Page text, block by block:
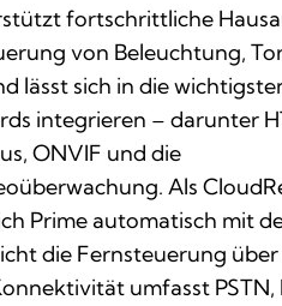
fortschrittliche
von Beleuchtung,
lässt sich in die
integrieren – darunter
ONVIF und die
Als
Prime automatisch mit
die Fernsteuerung über
umfasst PSTN,